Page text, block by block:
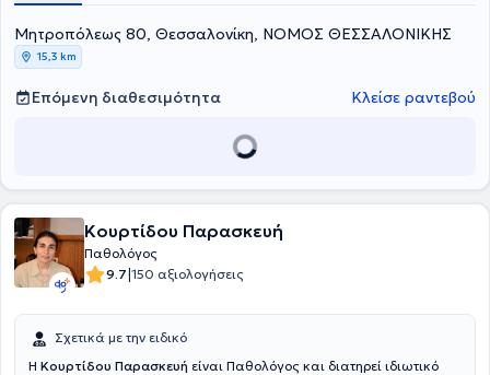
Μητροπόλεως 80, Θεσσαλονίκη, ΝΟΜΟΣ ΘΕΣΣΑΛΟΝΙΚΗΣ
15,3 km
Επόμενη διαθεσιμότητα Κλείσε ραντεβού
Κουρτίδου Παρασκευή
Παθολόγος
9.7|150 αξιολογήσεις
Σχετικά με την ειδικό
Η Κουρτίδου Παρασκευή είναι Παθολόγος και διατηρεί ιδιωτικό